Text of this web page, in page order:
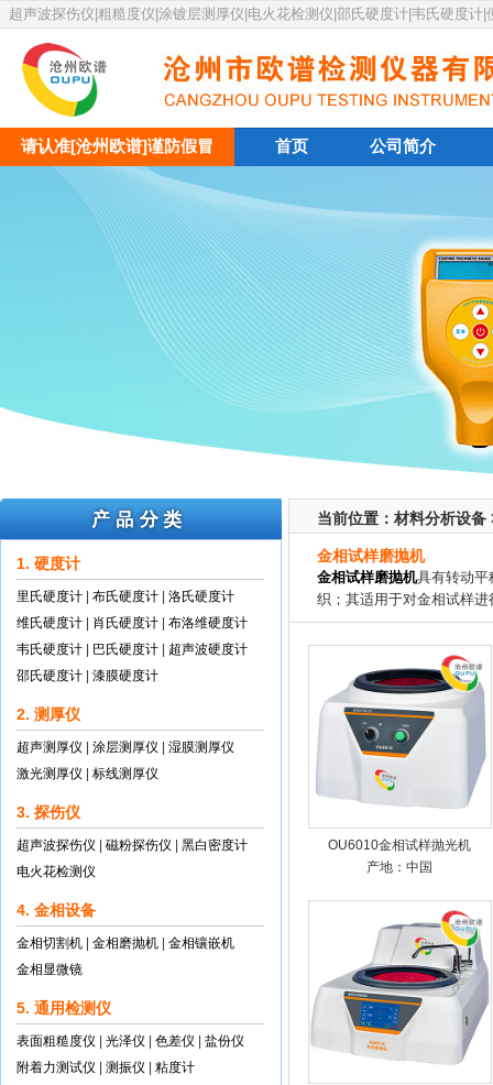
超声波探伤仪|粗糙度仪|涂镀层测厚仪|电火花检测仪|邵氏硬度计|韦氏硬度计|
请认准[沧州欧谱]谨防假冒 首页 公司简介
1. 硬度计
里氏硬度计 布氏硬度计
洛氏硬度计
维氏硬度计
肖氏硬度计
布洛维硬度计
韦氏硬度计
巴氏硬度计
超声波硬度计
邵氏硬度计
漆膜硬度计
2. 测厚仪
超声测厚仪 涂层测厚仪
湿膜测厚仪
激光测厚仪
标线测厚仪
3. 探伤仪
超声波探伤仪 磁粉探伤仪
黑白密度计
电火花检测仪
4. 金相设备
金相切割机 金相磨抛机
金相镶嵌机
金相显微镜
5. 通用检测仪
表面粗糙度仪 光泽仪 色差仪
盐份仪
附着力测试仪
测振仪
粘度计
当前位置： 材料分析设备
金相试样磨抛机
金相试样磨抛机具有转动平
织；其适用于对金相试样
OU6010金相试样抛光机
产地：中国